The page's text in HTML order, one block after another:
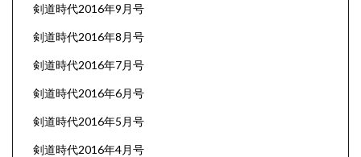
剣道時代2016年9月号
剣道時代2016年8月号
剣道時代2016年7月号
剣道時代2016年6月号
剣道時代2016年5月号
剣道時代2016年4月号